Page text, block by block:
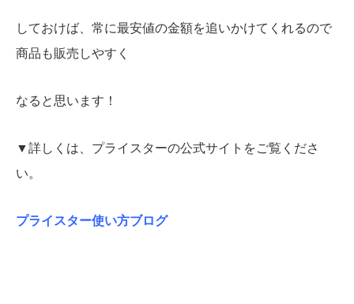
しておけば、常に最安値の金額を追いかけてくれるので
商品も販売しやすく
なると思います！
▼詳しくは、プライスターの公式サイトをご覧くださ
い。
プライスター使い方ブログ